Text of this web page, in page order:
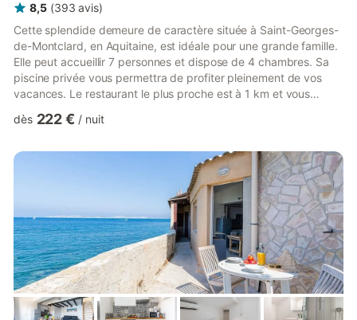
8,5 (393 avis)
Cette splendide demeure de caractère située à Saint-Georges-
de-Montclard, en Aquitaine, est idéale pour une grande famille.
Elle peut accueillir 7 personnes et dispose de 4 chambres. Sa
piscine privée vous permettra de profiter pleinement de vos
vacances. Le restaurant le plus proche est à 1 km et vous
manque de produits de première nécessité, les supermarchés
rivière, idéale pour une journée au bord du ruisseau. Vous
pourrez faire de l'équitation à moins de 5 km. Le salon e...
dès 222 € / nuit